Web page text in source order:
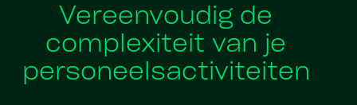
Vereenvoudig de
complexiteit van je
personeelsactiviteiten